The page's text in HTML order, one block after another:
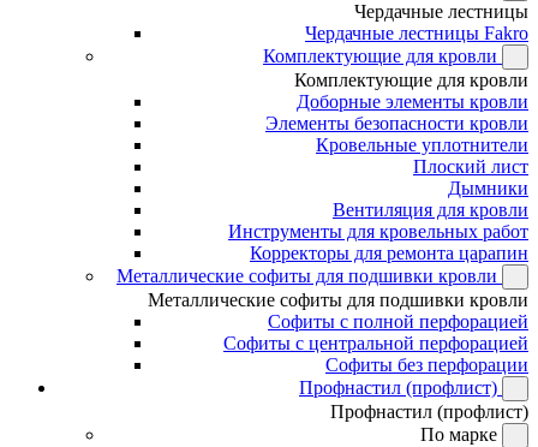
Чердачные лестницы
Чердачные лестницы Fakro
Комплектующие для кровли
Комплектующие для кровли
Доборные элементы кровли
Элементы безопасности кровли
Кровельные уплотнители
Плоский лист
Дымники
Вентиляция для кровли
Инструменты для кровельных работ
Корректоры для ремонта царапин
Металлические софиты для подшивки кровли
Металлические софиты для подшивки кровли
Софиты с полной перфорацией
Софиты с центральной перфорацией
Софиты без перфорации
Профнастил (профлист)
Профнастил (профлист)
По марке